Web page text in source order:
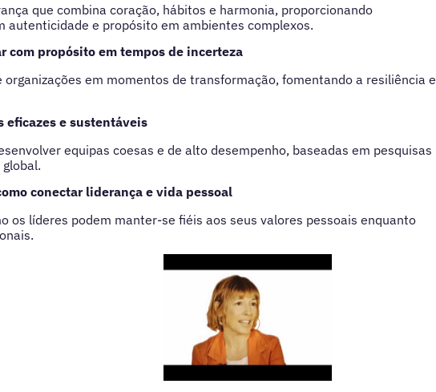
que combina coração, hábitos e harmonia, proporcionando
autenticidade e propósito em ambientes complexos.
com propósito em tempos de incerteza
organizações em momentos de transformação, fomentando a resiliência e
eficazes e sustentáveis
equipas coesas e de alto desempenho, baseadas em pesquisas
conectar liderança e vida pessoal
os líderes podem manter-se fiéis aos seus valores pessoais enquanto